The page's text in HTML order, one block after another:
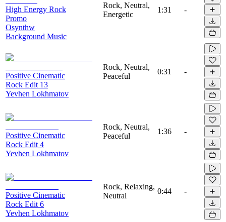
High Energy Rock
Promo
Osynthw
Background Music
Rock, Neutral,
Energetic
1:31 -
Positive Cinematic
Rock Edit 13
Yevhen Lokhmatov
Rock, Neutral,
Peaceful
0:31 -
Positive Cinematic
Rock Edit 4
Yevhen Lokhmatov
Rock, Neutral,
Peaceful
1:36 -
Positive Cinematic
Rock Edit 6
Yevhen Lokhmatov
Rock, Relaxing,
Neutral
0:44 -